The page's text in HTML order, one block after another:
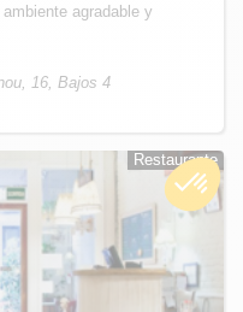
agradable y
16, Bajos 4
Restaurante
Restaurante